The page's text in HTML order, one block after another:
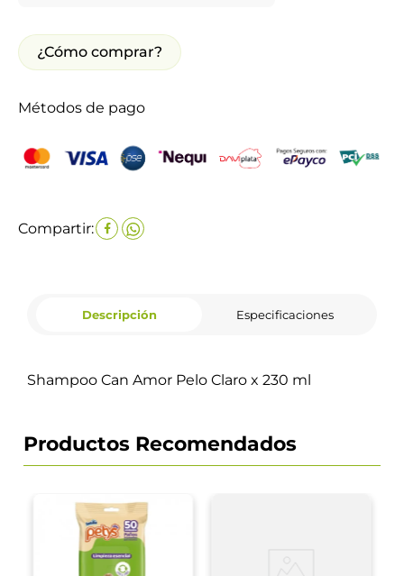
¿Cómo comprar?
Métodos de pago
Compartir:
Descripción Especificaciones
Shampoo Can Amor Pelo Claro x 230 ml
Productos Recomendados